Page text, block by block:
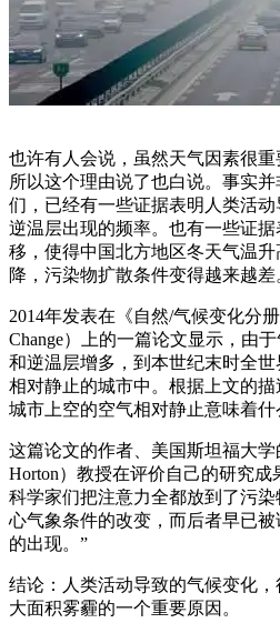
也许有人会说，虽然天气因素很重
所以这个理由说了也白说。事实
们，已经有一些证据表明人类活
逆温层出现的频率。也有一些证
移，使得中国北方地区冬天气温
降，污染物扩散条件变得越来越差
2014年发表在《自然/气候变化分
Change）上的一篇论文显示，由
和逆温层增多，到本世纪末时全
相对静止的城市中。根据上文的
城市上空的空气相对静止意味着什
这篇论文的作者、美国斯坦福大学
Horton）教授在评价自己的研究成
科学家们把注意力全都放到了污
心气象条件的改变，而后者早已
的出现。”
结论：人类活动导致的气候变化
大面积雾霾的一个重要原因。